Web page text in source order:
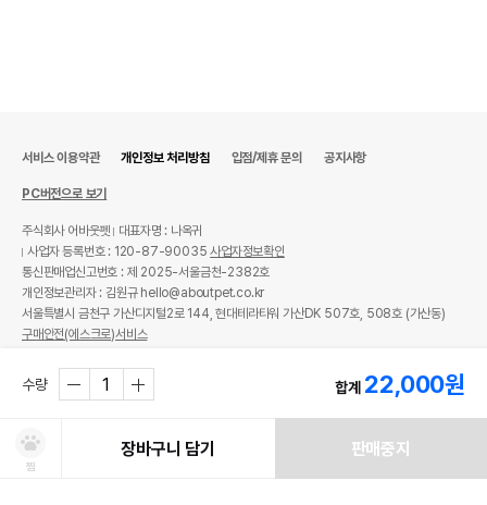
수량 합계 22,000원
찜
장바구니 담기 판매중지
서비스 이용약관 개인정보 처리방침 입점/제휴 문의 공지사항
PC버전으로 보기
주식회사 어바웃펫
대표자명 : 나옥귀
사업자 등록번호 : 120-87-90035사업자정보확인
통신판매업신고번호 : 제 2025-서울금천-2382호
개인정보관리자 : 김원규 hello@aboutpet.co.kr
서울특별시 금천구 가산디지털2로 144, 현대테라타워 가산DK 507호, 508호 (가산동)
구매안전(에스크로)서비스